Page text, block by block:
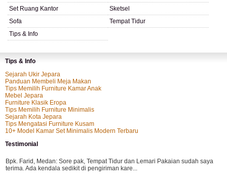
Set Ruang Kantor
Sketsel
Sofa
Tempat Tidur
Tips & Info
Tips & Info
Sejarah Ukir Jepara
Panduan Membeli Meja Makan
Tips Memilih Furniture Kamar Anak
Mebel Jepara
Furniture Klasik Eropa
Tips Memilih Furniture Minimalis
Sejarah Kota Jepara
Tips Mengatasi Furniture Kusam
10+ Model Kamar Set Minimalis Modern Terbaru
Testimonial
Bpk. Farid, Medan: Sore pak, Tempat Tidur dan Lemari Pakaian sudah saya
terima. Ada kendala sedikit di pengiriman kare...